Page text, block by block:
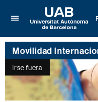
aquí
para
desplegar
el
menú
de
Facultad
Universitat
Autònoma
de
Barcelona
Movilidad
Irse fuera